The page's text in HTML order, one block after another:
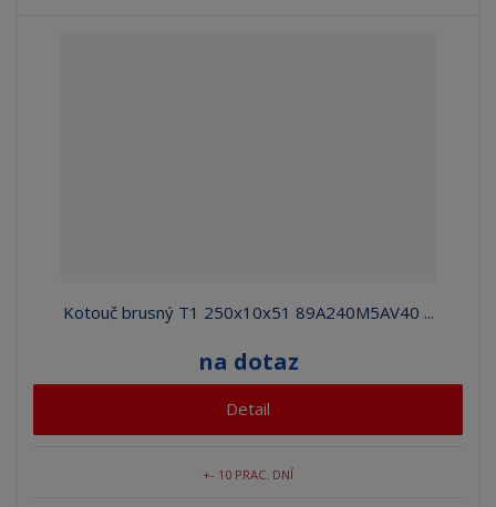
Kotouč brusný T1 250x10x51 89A240M5AV40 ...
na dotaz
Detail
+- 10 PRAC. DNÍ